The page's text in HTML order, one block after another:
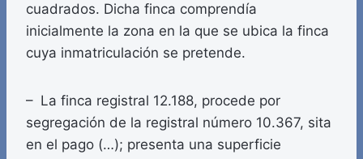
cuadrados. Dicha finca comprendía
inicialmente la zona en la que se ubica la finca
cuya inmatriculación se pretende.
– La finca registral 12.188, procede por
segregación de la registral número 10.367, sita
en el pago (…); presenta una superficie